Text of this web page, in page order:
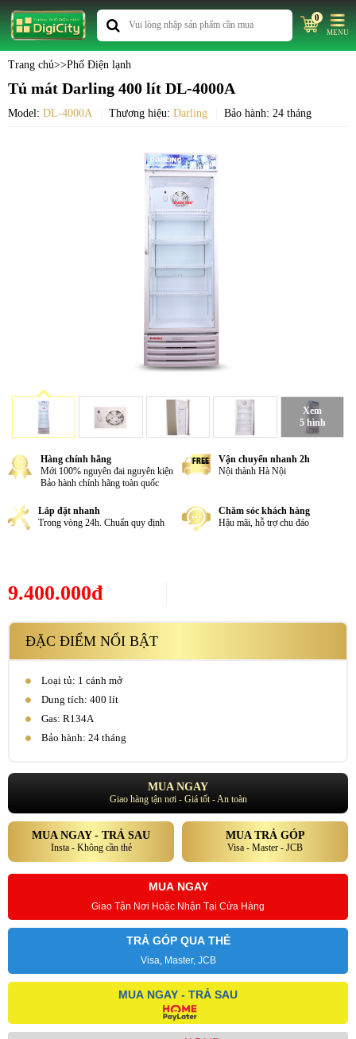
0
MENU
Trang chủ>>Phố Điện lạnh
Tủ mát Darling 400 lít DL-4000A
Model: DL-4000A Thương hiệu: Darling Bảo hành: 24 tháng
Xem
5 hình
Hàng chính hãng
Mới 100% nguyên đai nguyên kiện
Bảo hành chính hãng toàn quốc
Vận chuyển nhanh 2h
Nội thành Hà Nội
Lắp đặt nhanh
Trong vòng 24h. Chuẩn quy định
Chăm sóc khách hàng
Hậu mãi, hỗ trợ chu đáo
9.400.000đ
ĐẶC ĐIỂM NỔI BẬT
Loại tủ: 1 cánh mở
Dung tích: 400 lít
Gas: R134A
Bảo hành: 24 tháng
MUA NGAY
Giao hàng tận nơi - Giá tốt - An toàn
MUA NGAY - TRẢ SAU
Insta - Không cần thẻ
MUA TRẢ GÓP
Visa - Master - JCB
MUA NGAY
Giao Tận Nơi Hoặc Nhận Tại Cửa Hàng
TRẢ GÓP QUA THẺ
Visa, Master, JCB
MUA NGAY - TRẢ SAU